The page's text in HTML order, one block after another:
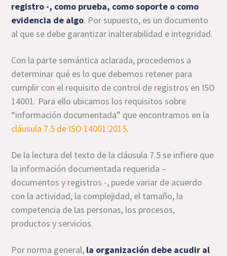
registro -, como prueba, como soporte o como
evidencia de algo. Por supuesto, es un documento
al que se debe garantizar inalterabilidad e integridad.
Con la parte semántica aclarada, procedemos a
determinar qué es lo que debemos retener para
cumplir con el requisito de control de registros en ISO
14001. Para ello ubicamos los requisitos sobre
“información documentada” que encontramos en la
cláusula 7.5 de ISO 14001:2015.
De la lectura del texto de la cláusula 7.5 se infiere que
la información documentada requerida –
documentos y registros -, puede variar de acuerdo
con la actividad, la complejidad, el tamaño, la
competencia de las personas, los procesos,
productos y servicios.
Por norma general, la organización debe acudir al